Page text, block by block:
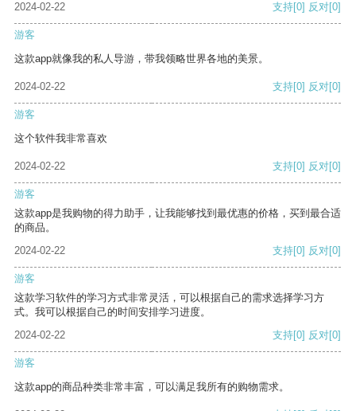
2024-02-22 支持[0] 反对[0]
游客
这款app就像我的私人导游，带我领略世界各地的美景。
2024-02-22 支持[0] 反对[0]
游客
这个软件我非常喜欢
2024-02-22 支持[0] 反对[0]
游客
这款app是我购物的得力助手，让我能够找到最优惠的价格，买到最合适
的商品。
2024-02-22
支持[0] 反对[0]
游客
这款学习软件的学习方式非常灵活，可以根据自己的需求选择学习方
式。我可以根据自己的时间安排学习进度。
2024-02-22
支持[0] 反对[0]
游客
这款app的商品种类非常丰富，可以满足我所有的购物需求。